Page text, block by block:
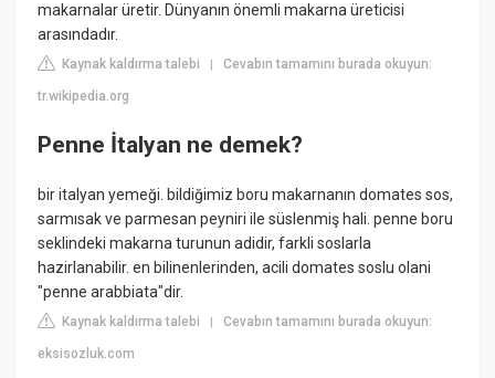
makarnalar üretir. Dünyanın önemli makarna üreticisi
arasındadır.
Kaynak kaldırma talebi |Cevabın tamamını burada okuyun:
tr.wikipedia.org
Penne İtalyan ne demek?
bir italyan yemeği. bildiğimiz boru makarnanın domates sos,
sarmısak ve parmesan peyniri ile süslenmiş hali. penne boru
seklindeki makarna turunun adidir, farkli soslarla
hazirlanabilir. en bilinenlerinden, acili domates soslu olani
"penne arabbiata"dir.
Kaynak kaldırma talebi |Cevabın tamamını burada okuyun:
eksisozluk.com